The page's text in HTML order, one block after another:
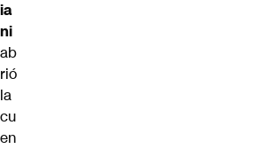
ia
ni
ab
rió
la
cu
en